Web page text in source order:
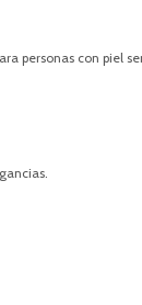
personas con piel